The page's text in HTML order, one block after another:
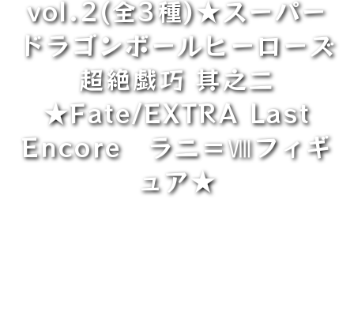
vol.2(全3種)★スーパー
ドラゴンボールヒーローズ
超絶戯巧 其之二
★Fate/EXTRA Last
Encore ラニ＝Ⅷフィギ
ュア★